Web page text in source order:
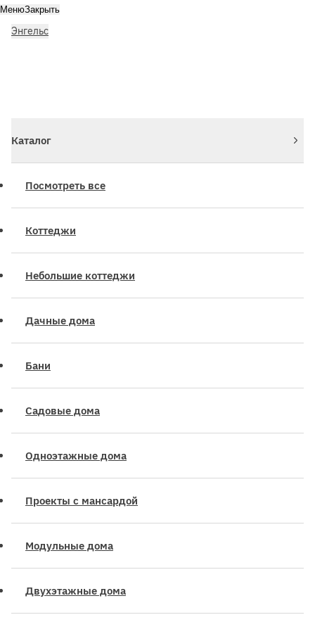
Энгельс
МенюЗакрыть
Каталог
Посмотреть все
Коттеджи
Небольшие коттеджи
Дачные дома
Бани
Садовые дома
Одноэтажные дома
Проекты с мансардой
Модульные дома
Двухэтажные дома